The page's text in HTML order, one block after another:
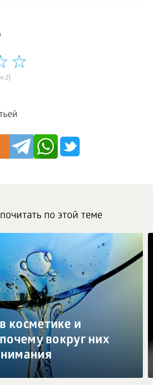
2)
по этой теме
косметике и
вокруг них